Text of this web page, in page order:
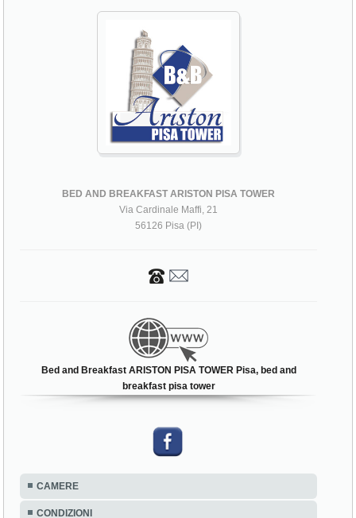
BED AND BREAKFAST ARISTON PISA TOWER
Via Cardinale Maffi, 21
56126 Pisa (PI)
Bed and Breakfast ARISTON PISA TOWER Pisa, bed and
breakfast pisa tower
CAMERE
CONDIZIONI